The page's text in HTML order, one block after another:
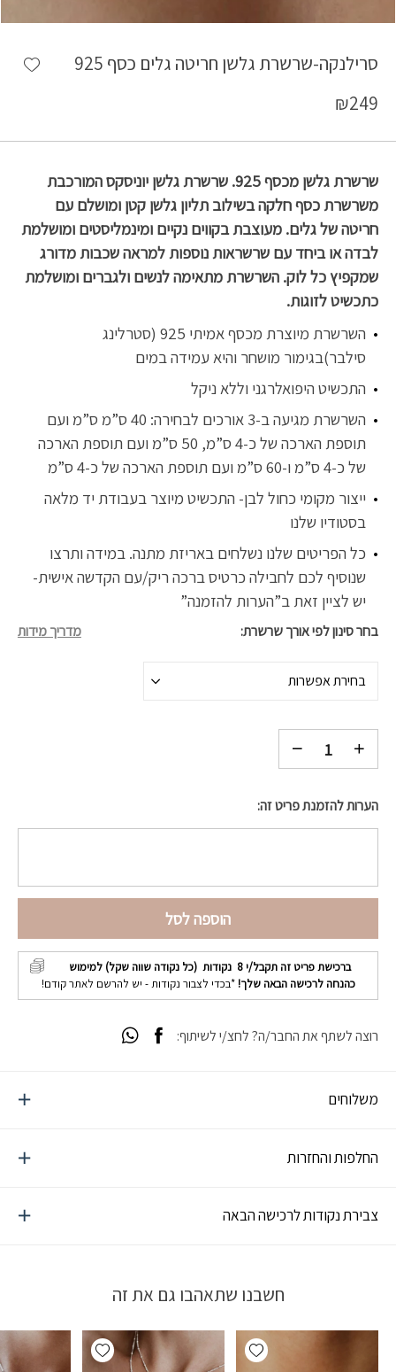
סרילנקה-שרשרת גלשן חריטה גלים כסף 925
₪249
שרשרת גלשן מכסף 925. שרשרת גלשן יוניסקס המורכבת
משרשרת כסף חלקה בשילוב תליון גלשן קטן ומושלם עם
חריטה של גלים. מעוצבת בקווים נקיים ומינמליסטים ומושלמת
לבדה או ביחד עם שרשראות נוספות למראה שכבות מדורג
שמקפיץ כל לוק. השרשרת מתאימה לנשים ולגברים ומושלמת
כתכשיט לזוגות.
השרשרת מיוצרת מכסף אמיתי 925 (סטרלינג
סילבר)בגימור מושחר והיא עמידה במים
התכשיט היפואלרגני וללא ניקל
השרשרת מגיעה ב-3 אורכים לבחירה: 40 ס”מ ס”מ ועם
תוספת הארכה של כ-4 ס”מ, 50 ס”מ ועם תוספת הארכה
של כ-4 ס”מ ו-60 ס”מ ועם תוספת הארכה של כ-4 ס”מ
ייצור מקומי כחול לבן- התכשיט מיוצר בעבודת יד מלאה
בסטודיו שלנו
כל הפריטים שלנו נשלחים באריזת מתנה. במידה ותרצו
שנוסיף לכם לחבילה כרטיס ברכה ריק/עם הקדשה אישית-
יש לציין זאת ב”הערות להזמנה”
בחר סינון לפי אורך שרשרת מדריך מידות
בחירת אפשרות
הערות להזמנת פריט זה:
הוספה לסל
ברכישת פריט זה תקבל/י8 נקודות (כל נקודה שווה שקל) למימוש
כהנחה לרכישה הבאה שלך! *בכדי לצבור נקודות - יש להרשם לאתר קודם!
משלוחים
החלפות והחזרות
צבירת נקודות לרכישה הבאה
רוצה לשתף את החבר/ה? לחצ/י לשיתוף:
חשבנו שתאהבו גם את זה
Add wishlist
Add wishlist